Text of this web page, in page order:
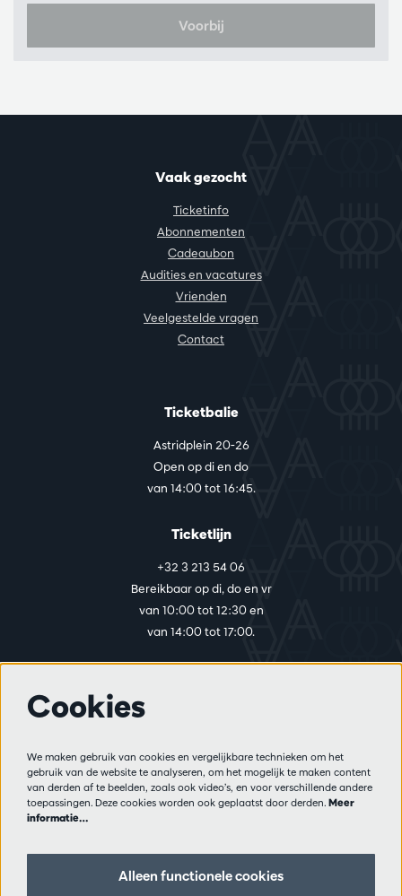
Voorbij
Vaak gezocht
Ticketinfo
Abonnementen
Cadeaubon
Audities en vacatures
Vrienden
Veelgestelde vragen
Contact
Ticketbalie
Astridplein 20-26
Open op di en do
van 14:00 tot 16:45.
Ticketlijn
+32 3 213 54 06
Bereikbaar op di, do en vr
van 10:00 tot 12:30 en
van 14:00 tot 17:00.
Privacy
Verkoopsvoorwaarden
Pers
Cookies
We maken gebruik van cookies en vergelijkbare technieken om het
gebruik van de website te analyseren, om het mogelijk te maken content
van derden af te beelden, zoals ook video’s, en voor verschillende andere
toepassingen. Deze cookies worden ook geplaatst door derden. Meer
informatie…
Alleen functionele cookies